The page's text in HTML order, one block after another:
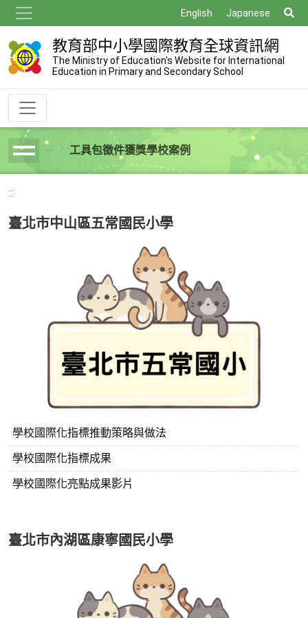
到
主
要
內
English Japanese
尋
教育部中小學國際教育全球資訊網
The Ministry of Education's Website for International
Education in Primary and Secondary School
breadcrumb工具包徵件獲獎學校案例
:::
臺北市中山區五常國民小學
學校國際化指標推動策略與做法
學校國際化指標成果
學校國際化亮點成果影片
臺北市內湖區康寧國民小學